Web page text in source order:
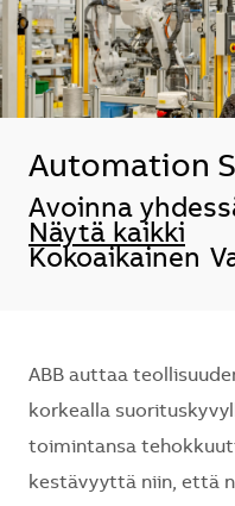
Automation
Avoinna
Näytä kaikki
Kokoaikainen
ABB auttaa
korkealla
toimintansa
kestävyyttä niin, että